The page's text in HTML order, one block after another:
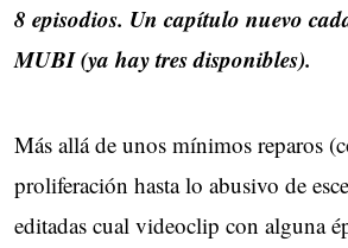
8 episodios. Un capítulo nuevo
MUBI (ya hay tres disponibles).
Más allá de unos mínimos reparos
proliferación hasta lo abusivo de
editadas cual videoclip con alguna